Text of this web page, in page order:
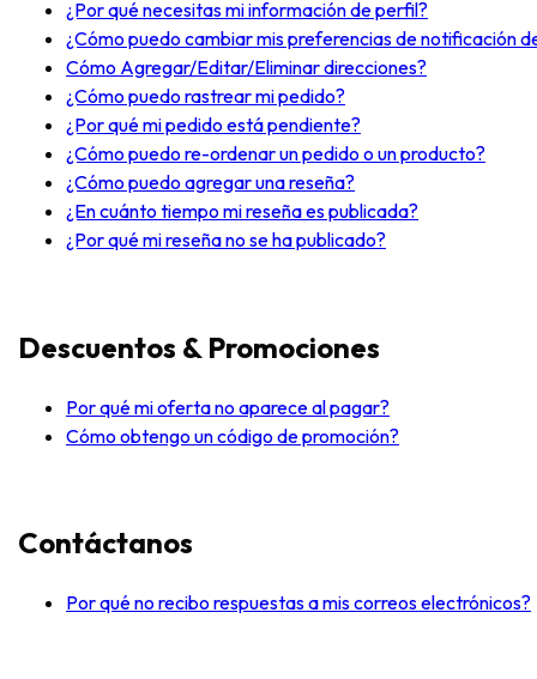
¿Por qué necesitas mi información de perfil?
¿Cómo puedo cambiar mis preferencias de notificación
Cómo Agregar/Editar/Eliminar direcciones?
¿Cómo puedo rastrear mi pedido?
¿Por qué mi pedido está pendiente?
¿Cómo puedo re-ordenar un pedido o un producto?
¿Cómo puedo agregar una reseña?
¿En cuánto tiempo mi reseña es publicada?
¿Por qué mi reseña no se ha publicado?
Descuentos & Promociones
Por qué mi oferta no aparece al pagar?
Cómo obtengo un código de promoción?
Contáctanos
Por qué no recibo respuestas a mis correos electrónicos?